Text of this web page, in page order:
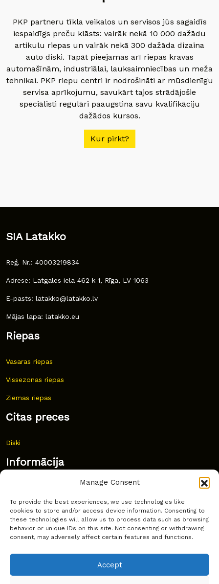
Manage Consent
To provide the best experiences, we use technologies like
cookies to store and/or access device information. Consenting to
these technologies will allow us to process data such as browsing
behavior or unique IDs on this site. Not consenting or withdrawing
consent, may adversely affect certain features and functions.
Accept
PKP partneru tīkla veikalos un servisos jūs sagaidīs
iespaidīgs preču klāsts: vairāk nekā 10 000 dažādu
artikulu riepas un vairāk nekā 300 dažāda dizaina
auto diski. Tapāt pieejamas arī riepas kravas
automašīnām, industriālai, lauksaimniecības un meža
tehnikai. PKP riepu centri ir nodrošināti ar mūsdienīgu
servisa aprīkojumu, savukārt tajos strādājošie
speciālisti regulāri paaugstina savu kvalifikāciju
dažādos kursos.
Kur pirkt?
SIA Latakko
Reģ. Nr.: 40003219834
Adrese: Latgales iela 462 k-1, Rīga, LV-1063
E-pasts: latakko@latakko.lv
Mājas lapa: latakko.eu
Riepas
Vasaras riepas
Vissezonas riepas
Ziemas riepas
Citas preces
Diski
Informācija
Bieži uzdoti jautājumi
Kur pirkt?
Sīkdatņu politika